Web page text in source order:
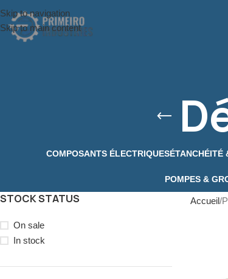
Skip to navigation
Skip to main content
COMPOSANTS ÉLECTRIQUESÉTANCHÉITÉ
POMPES &
STOCK STATUS
On sale
In stock
Accueil